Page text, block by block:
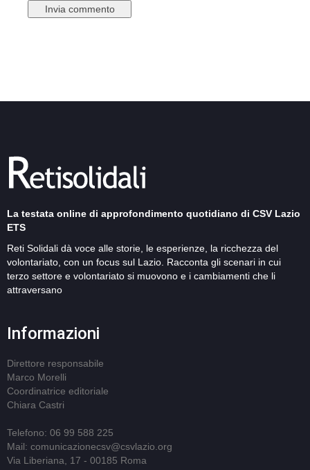
La testata online di approfondimento quotidiano di CSV Lazio
ETS
Reti Solidali dà voce alle storie, le esperienze, la ricchezza del
volontariato, con un focus sul Lazio. Racconta gli scenari in cui
terzo settore e volontariato si muovono e i cambiamenti che li
attraversano
Informazioni
Direttore responsabile
Marco Morelli
Coordinatrice editoriale
Chiara Castri
Telefono: 06 99 588 225
Mail: comunicazionecsv@csvlazio.org
Via Liberiana, 17 - 00185 Roma